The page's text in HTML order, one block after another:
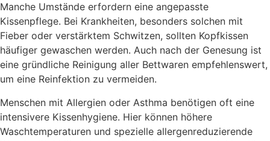
Manche Umstände erfordern eine angepasste
Kissenpflege. Bei Krankheiten, besonders solchen mit
Fieber oder verstärktem Schwitzen, sollten Kopfkissen
häufiger gewaschen werden. Auch nach der Genesung ist
eine gründliche Reinigung aller Bettwaren empfehlenswert,
um eine Reinfektion zu vermeiden.
Menschen mit Allergien oder Asthma benötigen oft eine
intensivere Kissenhygiene. Hier können höhere
Waschtemperaturen und spezielle allergenreduzierende